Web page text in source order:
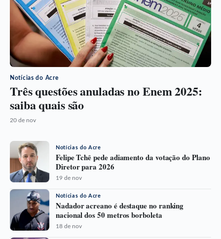
Notícias do Acre
Três questões anuladas no Enem 2025:
saiba quais são
20 de nov
Notícias do Acre
Felipe Tchê pede adiamento da votação do Plano
Diretor para 2026
19 de nov
Notícias do Acre
Nadador acreano é destaque no ranking
nacional dos 50 metros borboleta
18 de nov